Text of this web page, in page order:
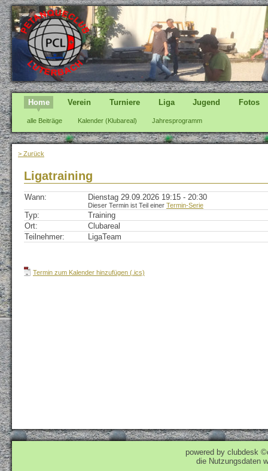
Home Verein Turniere Liga Jugend Fotos
alle Beiträge Kalender (Klubareal) Jahresprogramm
> Zurück
Ligatraining
Wann: Dienstag 29.09.2026 19:15 - 20:30
Dieser Termin ist Teil einer Termin-Serie
Typ:
Training
Ort:
Clubareal
Teilnehmer:
LigaTeam
Termin zum Kalender hinzufügen (.ics)
powered by clubdesk
die Nutzungsdaten